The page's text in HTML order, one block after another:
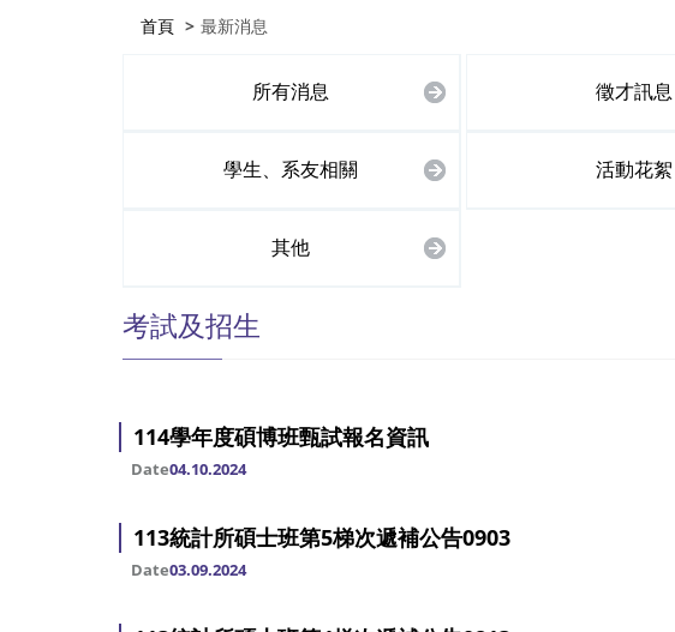
首頁 最新消息
所有消息 徵才訊息
學生、系友相關 活動花絮
其他
考試及招生
114學年度碩博班甄試報名資訊
Date04.10.2024
113統計所碩士班第5梯次遞補公告0903
Date03.09.2024